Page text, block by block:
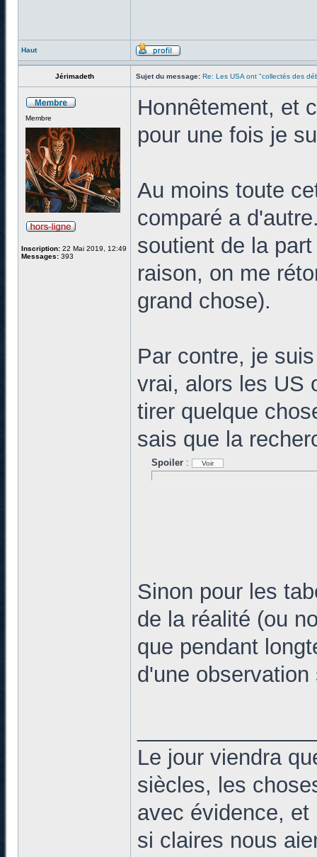
Haut
Jérimadeth Sujet du message: Re: Les USA ont "collectés des
Membre
Inscription: 22 Mai 2019, 12:49
Messages: 393
Honnêtement, et
pour une fois je
Au moins toute
comparé a
soutient de la
raison, on me
grand chose).
Par contre, je
vrai, alors les US
tirer quelque
sais que la
Spoiler :
Sinon pour les
de la réalité (ou
que pendant
d'une
Le jour viendra
siècles, les
avec évidence,
si claires nous